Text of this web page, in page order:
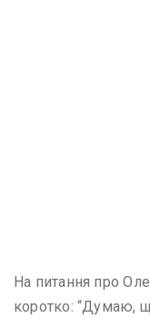
На питання про
коротко: “Думаю,